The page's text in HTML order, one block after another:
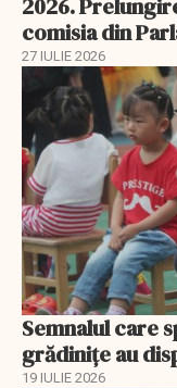
comisia din
27 IULIE 2026
Semnalul care
grădinițe au
19 IULIE 2026